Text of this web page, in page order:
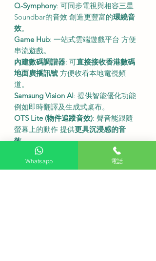
Q-Symphony: 可同步電視與相容三星
Soundbar的音效 創造更豐富的環繞音
效。
Game Hub: 一站式雲端遊戲平台 方便
串流遊戲。
內建數碼調諧器: 可直接接收香港數碼
地面廣播訊號 方便收看本地電視頻
道。
Samsung Vision AI: 提供智能優化功能
例如即時翻譯及生成式桌布。
OTS Lite (物件追蹤音效): 聲音能跟隨
螢幕上的動作 提供更具沉浸感的音
效。
尺吋及規格
Whatsapp 電話